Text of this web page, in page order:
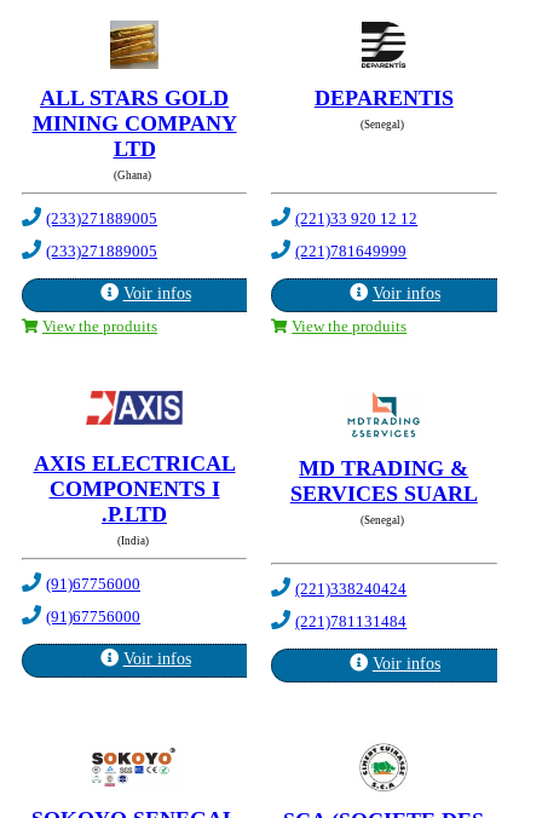
ALL STARS GOLD
MINING COMPANY
LTD
(Ghana)
(233)271889005
(233)271889005
Voir infos
View the produits
DEPARENTIS
(Senegal)
(221)33 920 12 12
(221)781649999
Voir infos
View the produits
AXIS ELECTRICAL
COMPONENTS I
.P.LTD
(India)
(91)67756000
(91)67756000
Voir infos
MD TRADING &
SERVICES SUARL
(Senegal)
(221)338240424
(221)781131484
Voir infos